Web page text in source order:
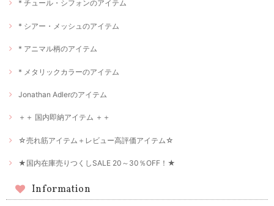
* チュール・シフォンのアイテム
* シアー・メッシュのアイテム
* アニマル柄のアイテム
* メタリックカラーのアイテム
Jonathan Adlerのアイテム
＋＋ 国内即納アイテム ＋＋
☆売れ筋アイテム＋レビュー高評価アイテム☆
★国内在庫売りつくしSALE 20～30％OFF！★
Information